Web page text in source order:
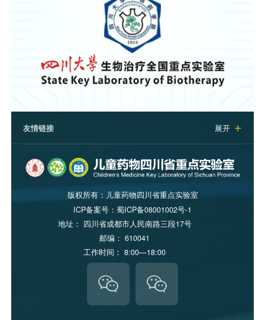
友情链接 展开 
版权所有： 儿童药物四川省重点实验室
ICP备案号： 蜀ICP备08001002号-1
地址： 四川省成都市人民南路三段17号
邮编： 610041
工作时间： 8:00—18:00